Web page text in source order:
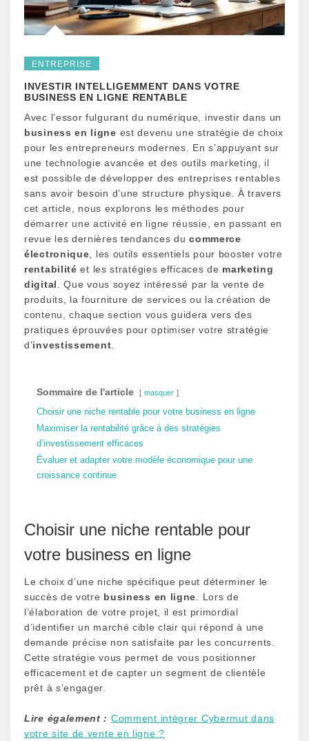
ENTREPRISE
INVESTIR INTELLIGEMMENT DANS VOTRE
BUSINESS EN LIGNE RENTABLE
Avec l’essor fulgurant du numérique, investir dans un
business en ligne est devenu une stratégie de choix
pour les entrepreneurs modernes. En s’appuyant sur
une technologie avancée et des outils marketing, il
est possible de développer des entreprises rentables
sans avoir besoin d’une structure physique. À travers
cet article, nous explorons les méthodes pour
démarrer une activité en ligne réussie, en passant en
revue les dernières tendances ducommerce
électronique , les outils essentiels pour booster votre
rentabilité et les stratégies efficaces de marketing
digital
. Que vous soyez intéressé par la vente de
produits, la fourniture de services ou la création de
contenu, chaque section vous guidera vers des
pratiques éprouvées pour optimiser votre stratégie
d’investissement
Sommaire de l'article masquer
Choisir une niche rentable pour votre business en ligne
Maximiser la rentabilité grâce à des stratégies
d’investissement efficaces
Évaluer et adapter votre modèle économique pour une
croissance continue
Choisir une niche rentable pour
votre business en ligne
Le choix d’une niche spécifique peut déterminer le
succès de votre business en ligne . Lors de
l’élaboration de votre projet, il est primordial
d’identifier un marché cible clair qui répond à une
demande précise non satisfaite par les concurrents.
Cette stratégie vous permet de vous positionner
efficacement et de capter un segment de clientèle
prêt à s’engager.
Lire également : Comment intégrer Cybermut dans
votre site de vente en ligne ?